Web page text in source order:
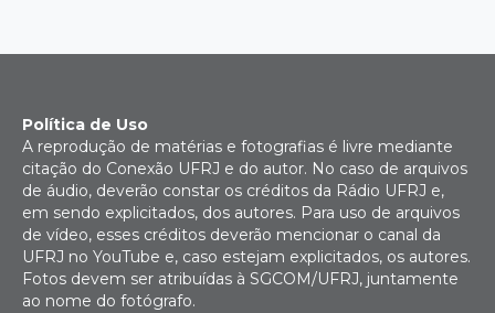
Política de Uso
A reprodução de matérias e fotografias é livre mediante
citação do Conexão UFRJ e do autor. No caso de arquivos
de áudio, deverão constar os créditos da Rádio UFRJ e,
em sendo explicitados, dos autores. Para uso de arquivos
de vídeo, esses créditos deverão mencionar o canal da
UFRJ no YouTube e, caso estejam explicitados, os autores.
Fotos devem ser atribuídas à SGCOM/UFRJ, juntamente
ao nome do fotógrafo.